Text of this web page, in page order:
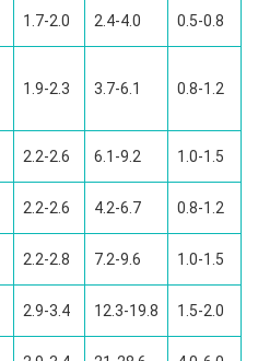
1.7-2.0 2.4-4.0 0.5-0.8
1.9-2.3 3.7-6.1 0.8-1.2
2.2-2.6 6.1-9.2 1.0-1.5
2.2-2.6 4.2-6.7 0.8-1.2
2.2-2.8 7.2-9.6 1.0-1.5
2.9-3.4 12.3-19.8 1.5-2.0